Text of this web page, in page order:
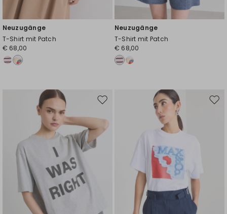
Neuzugänge
T-Shirt mit Patch
€ 68,00
Neuzugänge
T-Shirt mit Patch
€ 68,00
Auf
Wunschliste
Auf